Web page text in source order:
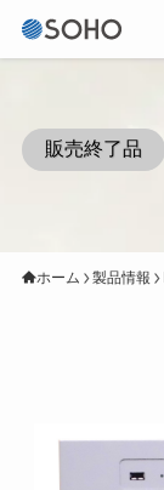
販売終了品
ホーム 製品情報